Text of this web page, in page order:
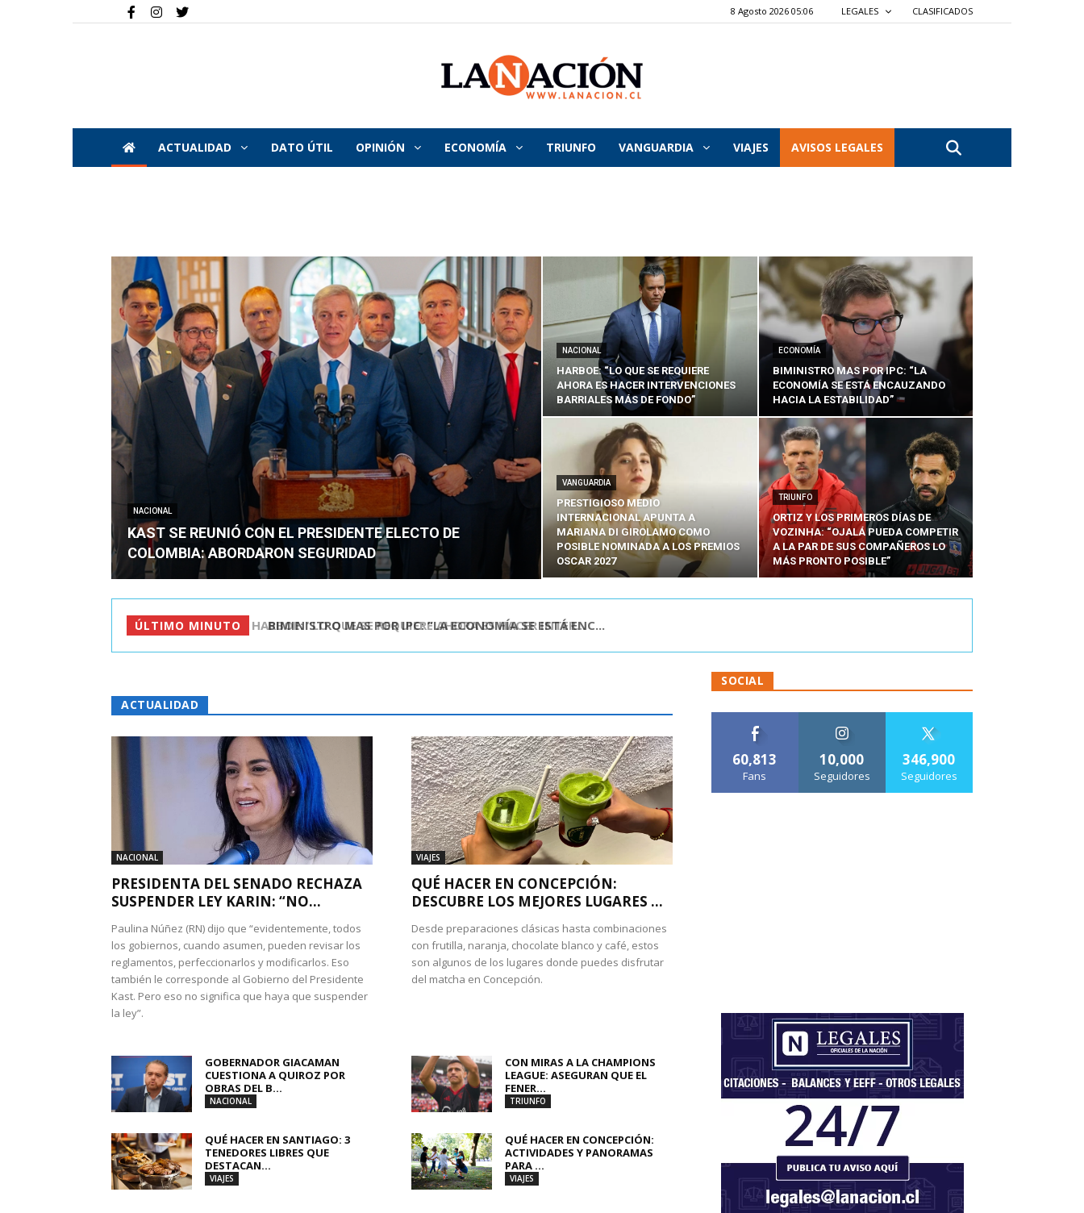
8 Agosto 2026 05:06 LEGALES CLASIFICADOS
La
Nación
ACTUALIDAD DATO ÚTIL OPINIÓN ECONOMÍA TRIUNFO VANGUARDIA VIAJES AVISOS LEGALES
NACIONAL
KAST SE REUNIÓ CON EL PRESIDENTE ELECTO DE
COLOMBIA: ABORDARON SEGURIDAD
NACIONAL
HARBOE: “LO QUE SE REQUIERE
AHORA ES HACER INTERVENCIONES
BARRIALES MÁS DE FONDO”
ECONOMÍA
BIMINISTRO MAS POR IPC: “LA
ECONOMÍA SE ESTÁ ENCAUZANDO
HACIA LA ESTABILIDAD”
VANGUARDIA
PRESTIGIOSO MEDIO
INTERNACIONAL APUNTA A
MARIANA DI GIROLAMO COMO
POSIBLE NOMINADA A LOS PREMIOS
OSCAR 2027
TRIUNFO
ORTIZ Y LOS PRIMEROS DÍAS DE
VOZINHA: “OJALÁ PUEDA COMPETIR
A LA PAR DE SUS COMPAÑEROS LO
MÁS PRONTO POSIBLE”
ÚLTIMO MINUTO BIMINISTRO MAS POR IPC: “LA ECONOMÍA SE ESTÁ ENC...
ACTUALIDAD
NACIONAL
PRESIDENTA DEL SENADO RECHAZA
SUSPENDER LEY KARIN: “NO...
Paulina Núñez (RN) dijo que “evidentemente, todos
los gobiernos, cuando asumen, pueden revisar los
reglamentos, perfeccionarlos y modificarlos. Eso
también le corresponde al Gobierno del Presidente
Kast. Pero eso no significa que haya que suspender
la ley”.
VIAJES
QUÉ HACER EN CONCEPCIÓN:
DESCUBRE LOS MEJORES LUGARES ...
Desde preparaciones clásicas hasta combinaciones
con frutilla, naranja, chocolate blanco y café, estos
son algunos de los lugares donde puedes disfrutar
del matcha en Concepción.
GOBERNADOR GIACAMAN
CUESTIONA A QUIROZ POR
OBRAS DEL B...
NACIONAL
CON MIRAS A LA CHAMPIONS
LEAGUE: ASEGURAN QUE EL
FENER...
TRIUNFO
QUÉ HACER EN SANTIAGO: 3
TENEDORES LIBRES QUE
DESTACAN...
VIAJES
QUÉ HACER EN CONCEPCIÓN:
ACTIVIDADES Y PANORAMAS
PARA ...
VIAJES
SOCIAL
60,813
Fans
10,000
Seguidores
346,900
Seguidores